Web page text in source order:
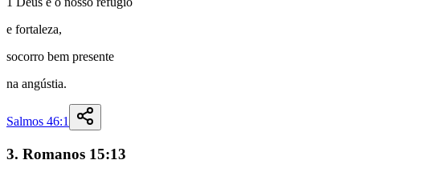
e fortaleza,
socorro bem presente
na angústia.
Salmos 46:1
3. Romanos 15:13